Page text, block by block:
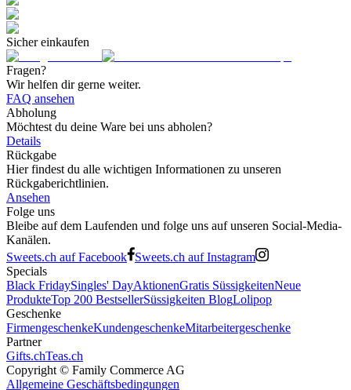
Sicher einkaufen
Fragen?
Wir helfen dir gerne weiter.
FAQ ansehen
Abholung
Möchtest du deine Ware bei uns abholen?
Details
Rückgabe
Hier findest du alle wichtigen Informationen zu unseren
Rückgaberichtlinien.
Ansehen
Folge uns
Bleibe auf dem Laufenden und folge uns auf unseren Social-Media-
Kanälen.
Sweets.ch auf Facebook
Sweets.ch auf Instagram
Specials
Black FridaySingles' DayAktionenGratis SüssigkeitenNeue
ProdukteTop 200 BestsellerSüssigkeiten BlogLolipop
Geschenke
FirmengeschenkeKundengeschenkeMitarbeitergeschenke
Partner
Gifts.chTeas.ch
Copyright © Family Commerce AG
Allgemeine Geschäftsbedingungen